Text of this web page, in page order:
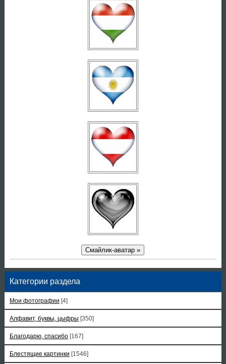
Смайлик-аватар »
Категории раздела
Мои фотографии [4]
Алфавит, буквы, цыфры [350]
Благодарю, спасибо [167]
Блестящие картинки [1546]